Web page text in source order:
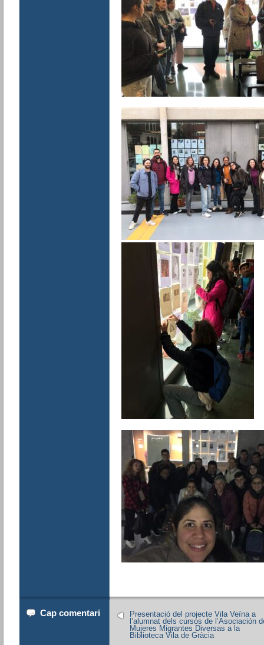
Cap comentari
Presentació del projecte Vila Veïna a
l’alumnat dels cursos de l’Asociación
Mujeres Migrantes Diversas a la
Biblioteca Vila de Gràcia